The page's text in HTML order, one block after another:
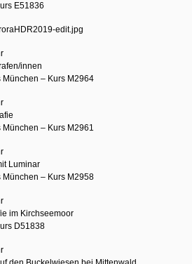
E51836
innen
– Kurs M2964
– Kurs M2961
Luminar
– Kurs M2958
im Kirchseemoor
D51838